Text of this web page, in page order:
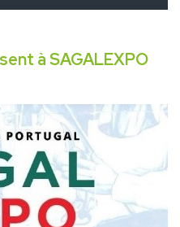
à SAGALEXPO